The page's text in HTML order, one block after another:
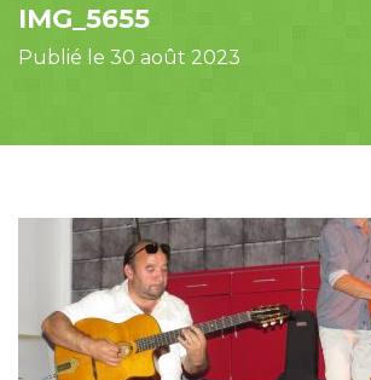
IMG_5655
Publié le 30 août 2023